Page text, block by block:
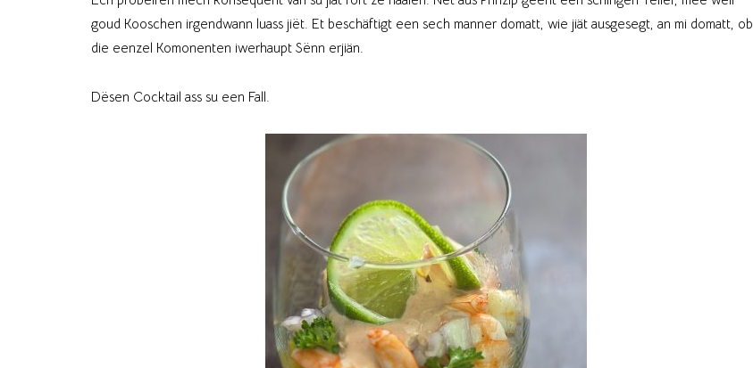
goud Kooschen irgendwann luass jiët. Et beschäftigt een sech manner domatt, wie jiät ausgesegt, an mi domatt, ob
die eenzel Komonenten iwerhaupt Sënn erjiän.
Dësen Cocktail ass su een Fall.